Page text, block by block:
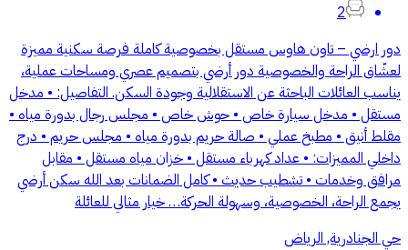
2
دور ارضي – تاون هاوس مستقل بخصوصية كاملة فرصة سكنية مميزة
لعشّاق الراحة والخصوصية دور أرضي بتصميم عصري ومساحات عملية،
يناسب العائلات الباحثة عن الاستقلالية وجودة السكن. التفاصيل: • مدخل
مستقل • مدخل سيارة خاص • حوش خاص • مجلس رجال بدورة مياه •
مقلط أنيق • مطبخ عملي • صالة حريم بدورة مياه • مجلس حريم • درج
داخلي المميزات: • عداد كهرباء مستقل • خزان مياه مستقل • مقابل
مرافق وخدمات • تشطيب حديث • كامل الضمانات بعد الله سكن أرضي
يجمع الراحة، الخصوصية، وسهولة الحركة… خيار مثالي للعائلة
حي الجنادرية, الرياض